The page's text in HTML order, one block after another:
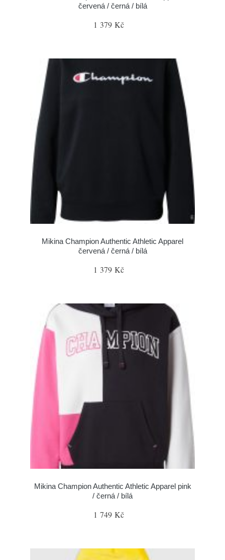
červená / černá / bílá
1 379 Kč
Mikina Champion Authentic Athletic Apparel
červená / černá / bílá
1 379 Kč
Mikina Champion Authentic Athletic Apparel pink
/ černá / bílá
1 749 Kč